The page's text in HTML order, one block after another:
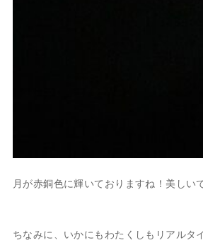
月が赤銅色に輝いておりますね！美しい
ちなみに、いかにもわたくしもリアルタ